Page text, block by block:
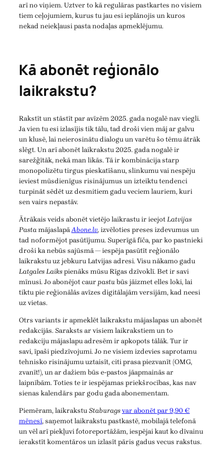
arī no viņiem. Uztver to kā regulāras pastkartes no visiem
tiem ceļojumiem, kurus tu jau esi ieplānojis un kuros
nekad neiekļausi pasta nodaļas apmeklējumu.
Kā abonēt reģionālo
laikrakstu?
Rakstīt un stāstīt par avīzēm 2025. gada nogalē nav viegli.
Ja vien tu esi izlasījis tik tālu, tad droši vien māj ar galvu
un klusē, lai neierosinātu dialogu un varētu šo tēmu ātrāk
slēgt. Un arī abonēt laikrakstu 2025. gada nogalē ir
sarežģītāk, nekā man likās. Tā ir kombinācija starp
monopolizētu tirgus pieskatīšanu, slinkumu vai nespēju
ieviest mūsdienīgus risinājumus un izteiktu tendenci
turpināt sēdēt uz desmitiem gadu veciem lauriem, kuri
sen vairs nepastāv.
Ātrākais veids abonēt vietējo laikrastu ir ieejotLatvijas
PastamājaslapāAbone.lv, izvēloties preses izdevumus un
tad noformējot pasūtījumu. Superīgā fīča, par ko pastnieki
droši ka nebūs sajūsmā — iespēja pasūtīt reģionālo
laikrakstu uz jebkuru Latvijas adresi. Visu nākamo gadu
Latgales Laikspienāks mūsu Rīgas dzīvoklī. Bet ir savi
mīnusi. Jo abonējot caurpastubūs jāizmet elles loki, lai
tiktu pie reģionālās avīzes digitālajām versijām, kad neesi
uz vietas.
Otrs variants ir apmeklēt laikrakstu mājaslapas un abonēt
redakcijās. Saraksts ar visiem laikrakstiem un to
redakciju mājaslapu adresēm ir apkopots tālāk. Tur ir
savi, īpaši piedzīvojumi. Jo ne visiem izdevies saprotamu
tehnisko risinājumu uztaisīt, citi prasa piezvanīt (OMG,
zvanīt!), un ar dažiem būs e-pastos jāapmainās ar
laipnībām. Toties te ir iespējamas priekšrocības, kas nav
sienas kalendārs par godu gada abonementam.
Piemēram, laikrakstuStaburagsvar abonēt par 9,90 €
mēnesī, saņemot laikrakstu pastkastē, mobilajā telefonā
un vēl arī piekļuvi fotoreportāžām, iespējai kaut ko dīvainu
ierakstīt komentāros un izlasīt pāris gadus vecus rakstus.